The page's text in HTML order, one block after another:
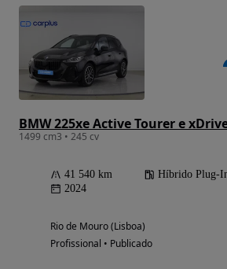
1499 cm3 • 245 cv
41 540 km Híbrido Plug-
2024
Rio de Mouro (Lisboa)
Profissional • Publicado